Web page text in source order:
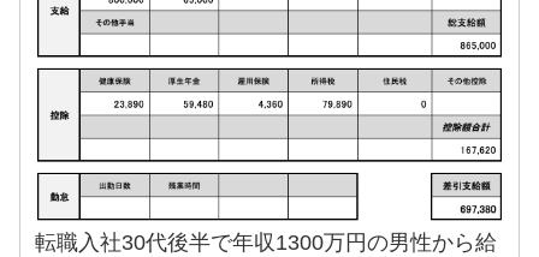
転職入社30代後半で年収1300万円の男性から給